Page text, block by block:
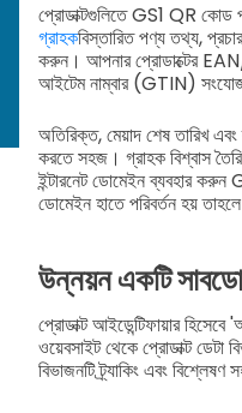
প্রোডাক্টগুলিতে GS1 QR
গ্রাহকবিস্তারিত পণ্য তথ্য,
করুন। আপনার প্রোডাক্টের
আইটেম নাম্বার (GTIN)
অতিরিক্ত, মেয়াদ শেষ তারিখ
করতে সহজ। গ্রাহক বিশ্বাস
ইন্টারনেট ডোমেইন ব্যবহার করুন
ডোমেইন হাতে পরিবর্তন হয়
উন্নয়ন একটি
প্রোডাক্ট আইডেন্টিফায়ার
ওয়েবসাইট থেকে প্রোডাক্ট ডেটা
বিভাজনটি ট্র্যাকিং এবং